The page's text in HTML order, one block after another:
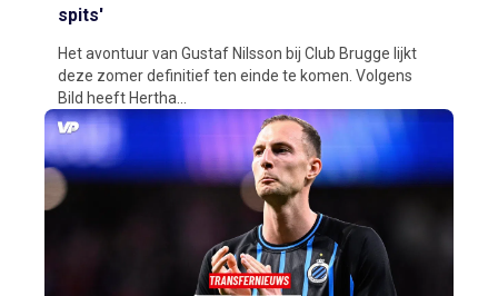
spits'
Het avontuur van Gustaf Nilsson bij Club Brugge lijkt
deze zomer definitief ten einde te komen. Volgens
Bild heeft Hertha...